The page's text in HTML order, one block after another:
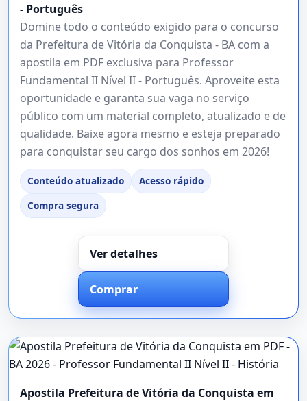
- Português
Domine todo o conteúdo exigido para o concurso
da Prefeitura de Vitória da Conquista - BA com a
apostila em PDF exclusiva para Professor
Fundamental II Nível II - Português. Aproveite esta
oportunidade e garanta sua vaga no serviço
público com um material completo, atualizado e de
qualidade. Baixe agora mesmo e esteja preparado
para conquistar seu cargo dos sonhos em 2026!
Conteúdo atualizado
Acesso rápido
Compra segura
Ver detalhes
Comprar
Apostila Prefeitura de Vitória da Conquista em